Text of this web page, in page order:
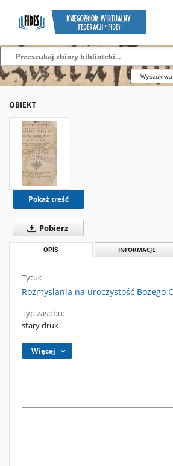
OBIEKT
Pokaż treść
Pobierz
OPIS INFORMACJE
Tytuł:
Rozmyslania na uroczystość Bozego
Typ zasobu:
stary druk
Więcej